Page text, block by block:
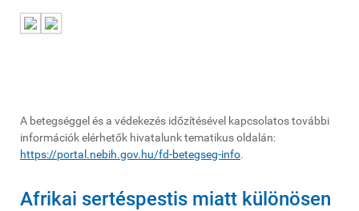
A betegséggel és a védekezés időzítésével kapcsolatos további
információk elérhetők hivatalunk tematikus oldalán:
https://portal.nebih.gov.hu/fd-betegseg-info.
Afrikai sertéspestis miatt különösen